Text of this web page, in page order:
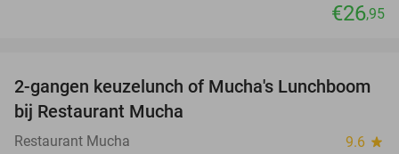
€26,95
39%
2-gangen keuzelunch of Mucha's Lunchboom
bij Restaurant Mucha
Restaurant Mucha 9.6 star